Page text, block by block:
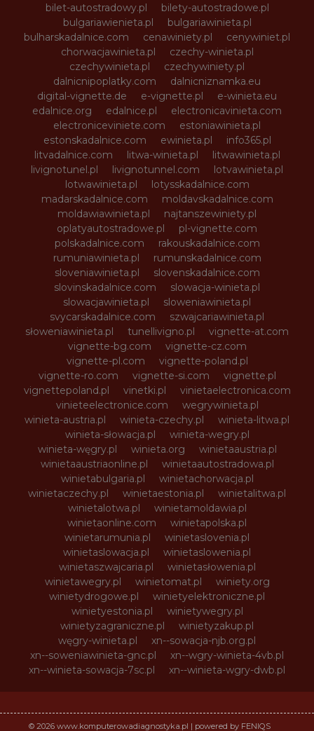
bilet-autostradowy.pl
bilety-autostradowe.pl
bulgariawienieta.pl
bulgariawinieta.pl
bulharskadalnice.com
cenawiniety.pl
cenywiniet.pl
chorwacjawinieta.pl
czechy-winieta.pl
czechywinieta.pl
czechywiniety.pl
dalnicnipoplatky.com
dalnicniznamka.eu
digital-vignette.de
e-vignette.pl
e-winieta.eu
edalnice.org
edalnice.pl
electronicavinieta.com
electroniceviniete.com
estoniawinieta.pl
estonskadalnice.com
ewinieta.pl
info365.pl
litvadalnice.com
litwa-winieta.pl
litwawinieta.pl
livignotunel.pl
livignotunnel.com
lotvawinieta.pl
lotwawinieta.pl
lotysskadalnice.com
madarskadalnice.com
moldavskadalnice.com
moldawiawinieta.pl
najtanszewiniety.pl
oplatyautostradowe.pl
pl-vignette.com
polskadalnice.com
rakouskadalnice.com
rumuniawinieta.pl
rumunskadalnice.com
sloveniawinieta.pl
slovenskadalnice.com
slovinskadalnice.com
slowacja-winieta.pl
slowacjawinieta.pl
sloweniawinieta.pl
svycarskadalnice.com
szwajcariawinieta.pl
słoweniawinieta.pl
tunellivigno.pl
vignette-at.com
vignette-bg.com
vignette-cz.com
vignette-pl.com
vignette-poland.pl
vignette-ro.com
vignette-si.com
vignette.pl
vignettepoland.pl
vinetki.pl
vinietaelectronica.com
vinieteelectronice.com
wegrywinieta.pl
winieta-austria.pl
winieta-czechy.pl
winieta-litwa.pl
winieta-słowacja.pl
winieta-wegry.pl
winieta-węgry.pl
winieta.org
winietaaustria.pl
winietaaustriaonline.pl
winietaautostradowa.pl
winietabulgaria.pl
winietachorwacja.pl
winietaczechy.pl
winietaestonia.pl
winietalitwa.pl
winietalotwa.pl
winietamoldawia.pl
winietaonline.com
winietapolska.pl
winietarumunia.pl
winietaslovenia.pl
winietaslowacja.pl
winietaslowenia.pl
winietaszwajcaria.pl
winietasłowenia.pl
winietawegry.pl
winietomat.pl
winiety.org
winietydrogowe.pl
winietyelektroniczne.pl
winietyestonia.pl
winietywegry.pl
winietyzagraniczne.pl
winietyzakup.pl
węgry-winieta.pl
xn--sowacja-njb.org.pl
xn--soweniawinieta-gnc.pl
xn--wgry-winieta-4vb.pl
xn--winieta-sowacja-7sc.pl
xn--winieta-wgry-dwb.pl
© 2026 www.komputerowadiagnostyka.pl | powered by FENIQS